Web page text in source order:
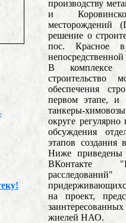
производству
и
месторождений
решение о
пос. Красное
В комплексе
строительство
обеспечения
первом этапе, и
танкеры-
округе
обсуждения
этапов создания
Ниже приведены
ВКонтакте
на проект,
жиелей НАО.